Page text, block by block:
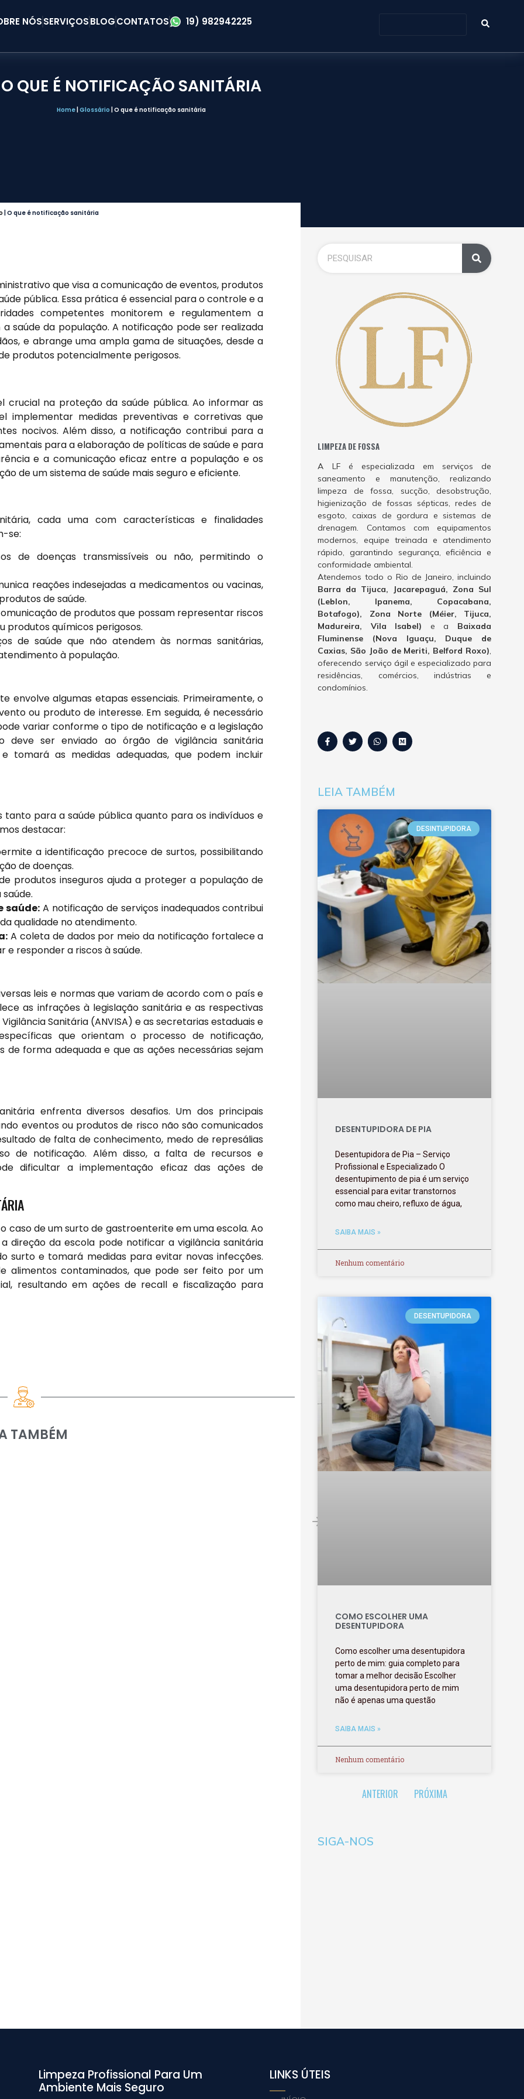
NÓSSERVIÇOSBLOGCONTATOS 19) 982942225
O QUE É NOTIFICAÇÃO SANITÁRIA
Home| Glossário O que é notificação sanitária
O que é notificação sanitária
que visa a comunicação de eventos, produtos
pública. Essa prática é essencial para o controle e a
competentes monitorem e regulamentem a
saúde da população. A notificação pode ser realizada
e abrange uma ampla gama de situações, desde a
produtos potencialmente perigosos.
crucial na proteção da saúde pública. Ao informar as
implementar medidas preventivas e corretivas que
nocivos. Além disso, a notificação contribui para a
para a elaboração de políticas de saúde e para
e a comunicação eficaz entre a população e os
de um sistema de saúde mais seguro e eficiente.
cada uma com características e finalidades
se:
de doenças transmissíveis ou não, permitindo o
reações indesejadas a medicamentos ou vacinas,
de saúde.
de produtos que possam representar riscos
produtos químicos perigosos.
de saúde que não atendem às normas sanitárias,
à população.
envolve algumas etapas essenciais. Primeiramente, o
ou produto de interesse. Em seguida, é necessário
variar conforme o tipo de notificação e a legislação
deve ser enviado ao órgão de vigilância sanitária
tomará as medidas adequadas, que podem incluir
para a saúde pública quanto para os indivíduos e
destacar:
a identificação precoce de surtos, possibilitando
de doenças.
produtos inseguros ajuda a proteger a população de
saúde: A notificação de serviços inadequados contribui
qualidade no atendimento.
A coleta de dados por meio da notificação fortalece a
responder a riscos à saúde.
leis e normas que variam de acordo com o país e
as infrações à legislação sanitária e as respectivas
Sanitária (ANVISA) e as secretarias estaduais e
que orientam o processo de notificação,
forma adequada e que as ações necessárias sejam
enfrenta diversos desafios. Um dos principais
eventos ou produtos de risco não são comunicados
de falta de conhecimento, medo de represálias
de notificação. Além disso, a falta de recursos e
dificultar a implementação eficaz das ações de
caso de um surto de gastroenterite em uma escola. Ao
direção da escola pode notificar a vigilância sanitária
surto e tomará medidas para evitar novas infecções.
alimentos contaminados, que pode ser feito por um
resultando em ações de recall e fiscalização para
TAMBÉM
LIMPEZA DE FOSSA
A LF é especializada em serviços de
saneamento e manutenção, realizando
limpeza de fossa, sucção, desobstrução,
higienização de fossas sépticas, redes de
esgoto, caixas de gordura e sistemas de
drenagem. Contamos com equipamentos
modernos, equipe treinada e atendimento
rápido, garantindo segurança, eficiência e
conformidade ambiental.
Atendemos todo o Rio de Janeiro, incluindo
Barra da Tijuca, Jacarepaguá, Zona Sul
(Leblon, Ipanema, Copacabana,
Botafogo), Zona Norte (Méier, Tijuca,
Madureira, Vila Isabel) e a Baixada
Fluminense (Nova Iguaçu, Duque de
Caxias, São João de Meriti, Belford Roxo),
oferecendo serviço ágil e especializado para
residências, comércios, indústrias e
condomínios.
LEIA TAMBÉM
DESINTUPIDORA
DESENTUPIDORA DE PIA
Desentupidora de Pia – Serviço
Profissional e Especializado O
desentupimento de pia é um serviço
essencial para evitar transtornos
como mau cheiro, refluxo de água,
SAIBA MAIS »
Nenhum comentário
DESENTUPIDORA
COMO ESCOLHER UMA
DESENTUPIDORA
Como escolher uma desentupidora
perto de mim: guia completo para
tomar a melhor decisão Escolher
uma desentupidora perto de mim
não é apenas uma questão
SAIBA MAIS »
Nenhum comentário
ANTERIOR PRÓXIMA
SIGA-NOS
Limpeza Profissional Para Um
Ambiente Mais Seguro
LINKS ÚTEIS